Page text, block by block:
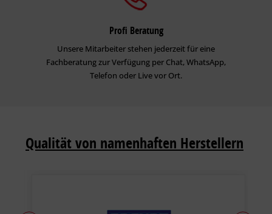
Profi Beratung
Unsere Mitarbeiter stehen jederzeit für eine
Fachberatung zur Verfügung per Chat, WhatsApp,
Telefon oder Live vor Ort.
Qualität von namenhaften Herstellern